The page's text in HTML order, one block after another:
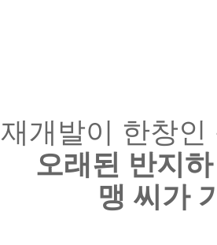
재개발이 한창
오래된 반지
맹 씨가